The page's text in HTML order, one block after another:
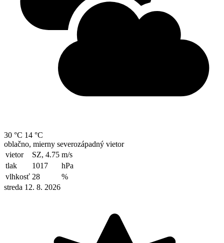
30 °C 14 °C
oblačno, mierny severozápadný vietor
vietor
SZ, 4.75 m/s
tlak
1017
hPa
vlhkosť 28
%
streda 12. 8. 2026